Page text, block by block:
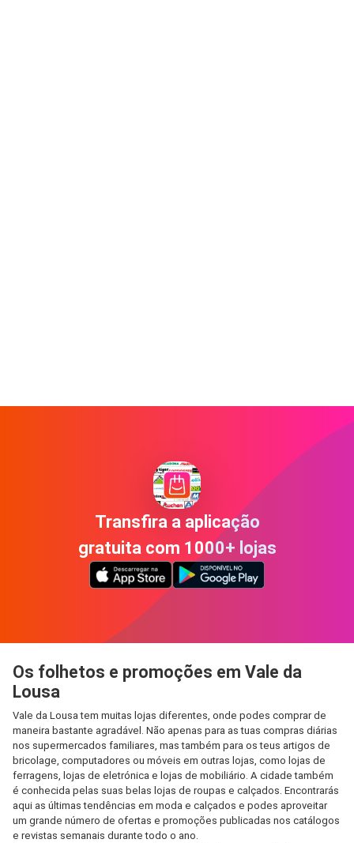
Transfira a aplicação
gratuita com 1000+ lojas
Os folhetos e promoções em Vale da
Lousa
Vale da Lousa tem muitas lojas diferentes, onde podes comprar de
maneira bastante agradável. Não apenas para as tuas compras diárias
nos supermercados familiares, mas também para os teus artigos de
bricolage, computadores ou móveis em outras lojas, como lojas de
ferragens, lojas de eletrónica e lojas de mobiliário. A cidade também
é conhecida pelas suas belas lojas de roupas e calçados. Encontrarás
aqui as últimas tendências em moda e calçados e podes aproveitar
um grande número de ofertas e promoções publicadas nos catálogos
e revistas semanais durante todo o ano.